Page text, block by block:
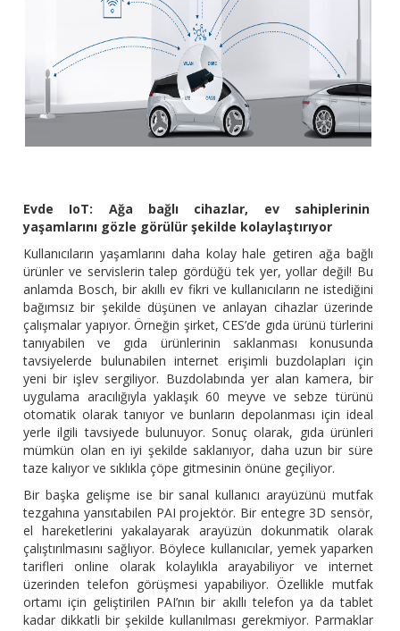
Evde IoT: Ağa bağlı cihazlar, ev sahiplerinin
yaşamlarını gözle görülür şekilde kolaylaştırıyor
Kullanıcıların yaşamlarını daha kolay hale getiren ağa bağlı
ürünler ve servislerin talep gördüğü tek yer, yollar değil! Bu
anlamda Bosch, bir akıllı ev fikri ve kullanıcıların ne istediğini
bağımsız bir şekilde düşünen ve anlayan cihazlar üzerinde
çalışmalar yapıyor. Örneğin şirket, CES’de gıda ürünü türlerini
tanıyabilen ve gıda ürünlerinin saklanması konusunda
tavsiyelerde bulunabilen internet erişimli buzdolapları için
yeni bir işlev sergiliyor. Buzdolabında yer alan kamera, bir
uygulama aracılığıyla yaklaşık 60 meyve ve sebze türünü
otomatik olarak tanıyor ve bunların depolanması için ideal
yerle ilgili tavsiyede bulunuyor. Sonuç olarak, gıda ürünleri
mümkün olan en iyi şekilde saklanıyor, daha uzun bir süre
taze kalıyor ve sıklıkla çöpe gitmesinin önüne geçiliyor.
Bir başka gelişme ise bir sanal kullanıcı arayüzünü mutfak
tezgahına yansıtabilen PAI projektör. Bir entegre 3D sensör,
el hareketlerini yakalayarak arayüzün dokunmatik olarak
çalıştırılmasını sağlıyor. Böylece kullanıcılar, yemek yaparken
tarifleri online olarak kolaylıkla arayabiliyor ve internet
üzerinden telefon görüşmesi yapabiliyor. Özellikle mutfak
ortamı için geliştirilen PAI’nın bir akıllı telefon ya da tablet
kadar dikkatli bir şekilde kullanılması gerekmiyor. Parmaklar